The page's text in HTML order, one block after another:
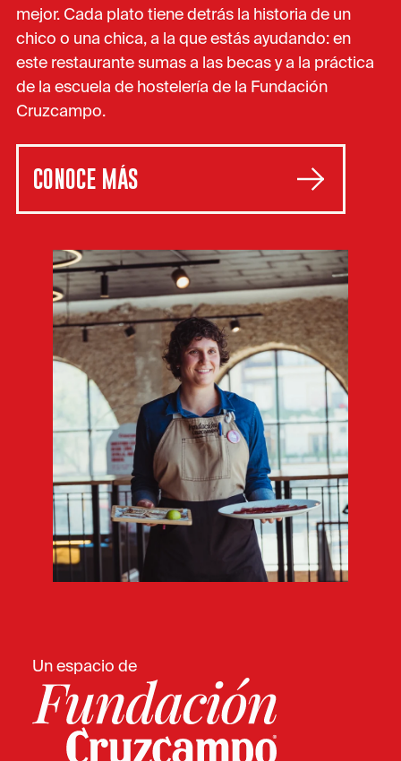
mejor. Cada plato tiene detrás la historia de un
chico o una chica, a la que estás ayudando: en
este restaurante sumas a las becas y a la práctica
de la escuela de hostelería de la Fundación
Cruzcampo.
CONOCE MÁS
Un espacio de